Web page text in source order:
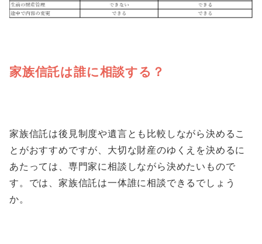
家族信託は誰に相談する？
家族信託は後見制度や遺言とも比較しながら決めるこ
とがおすすめですが、大切な財産のゆくえを決めるに
あたっては、専門家に相談しながら決めたいもので
す。では、家族信託は一体誰に相談できるでしょう
か。